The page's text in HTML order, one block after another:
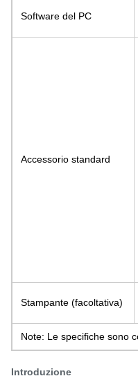
Software del PC
Accessorio standard
Stampante (facoltativa)
Note: Le specifiche sono
Introduzione